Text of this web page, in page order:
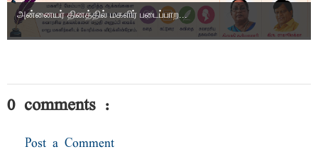
அன்னையர் தினத்தில் மகளிர் படைப்பாற...
0 comments :
Post a Comment